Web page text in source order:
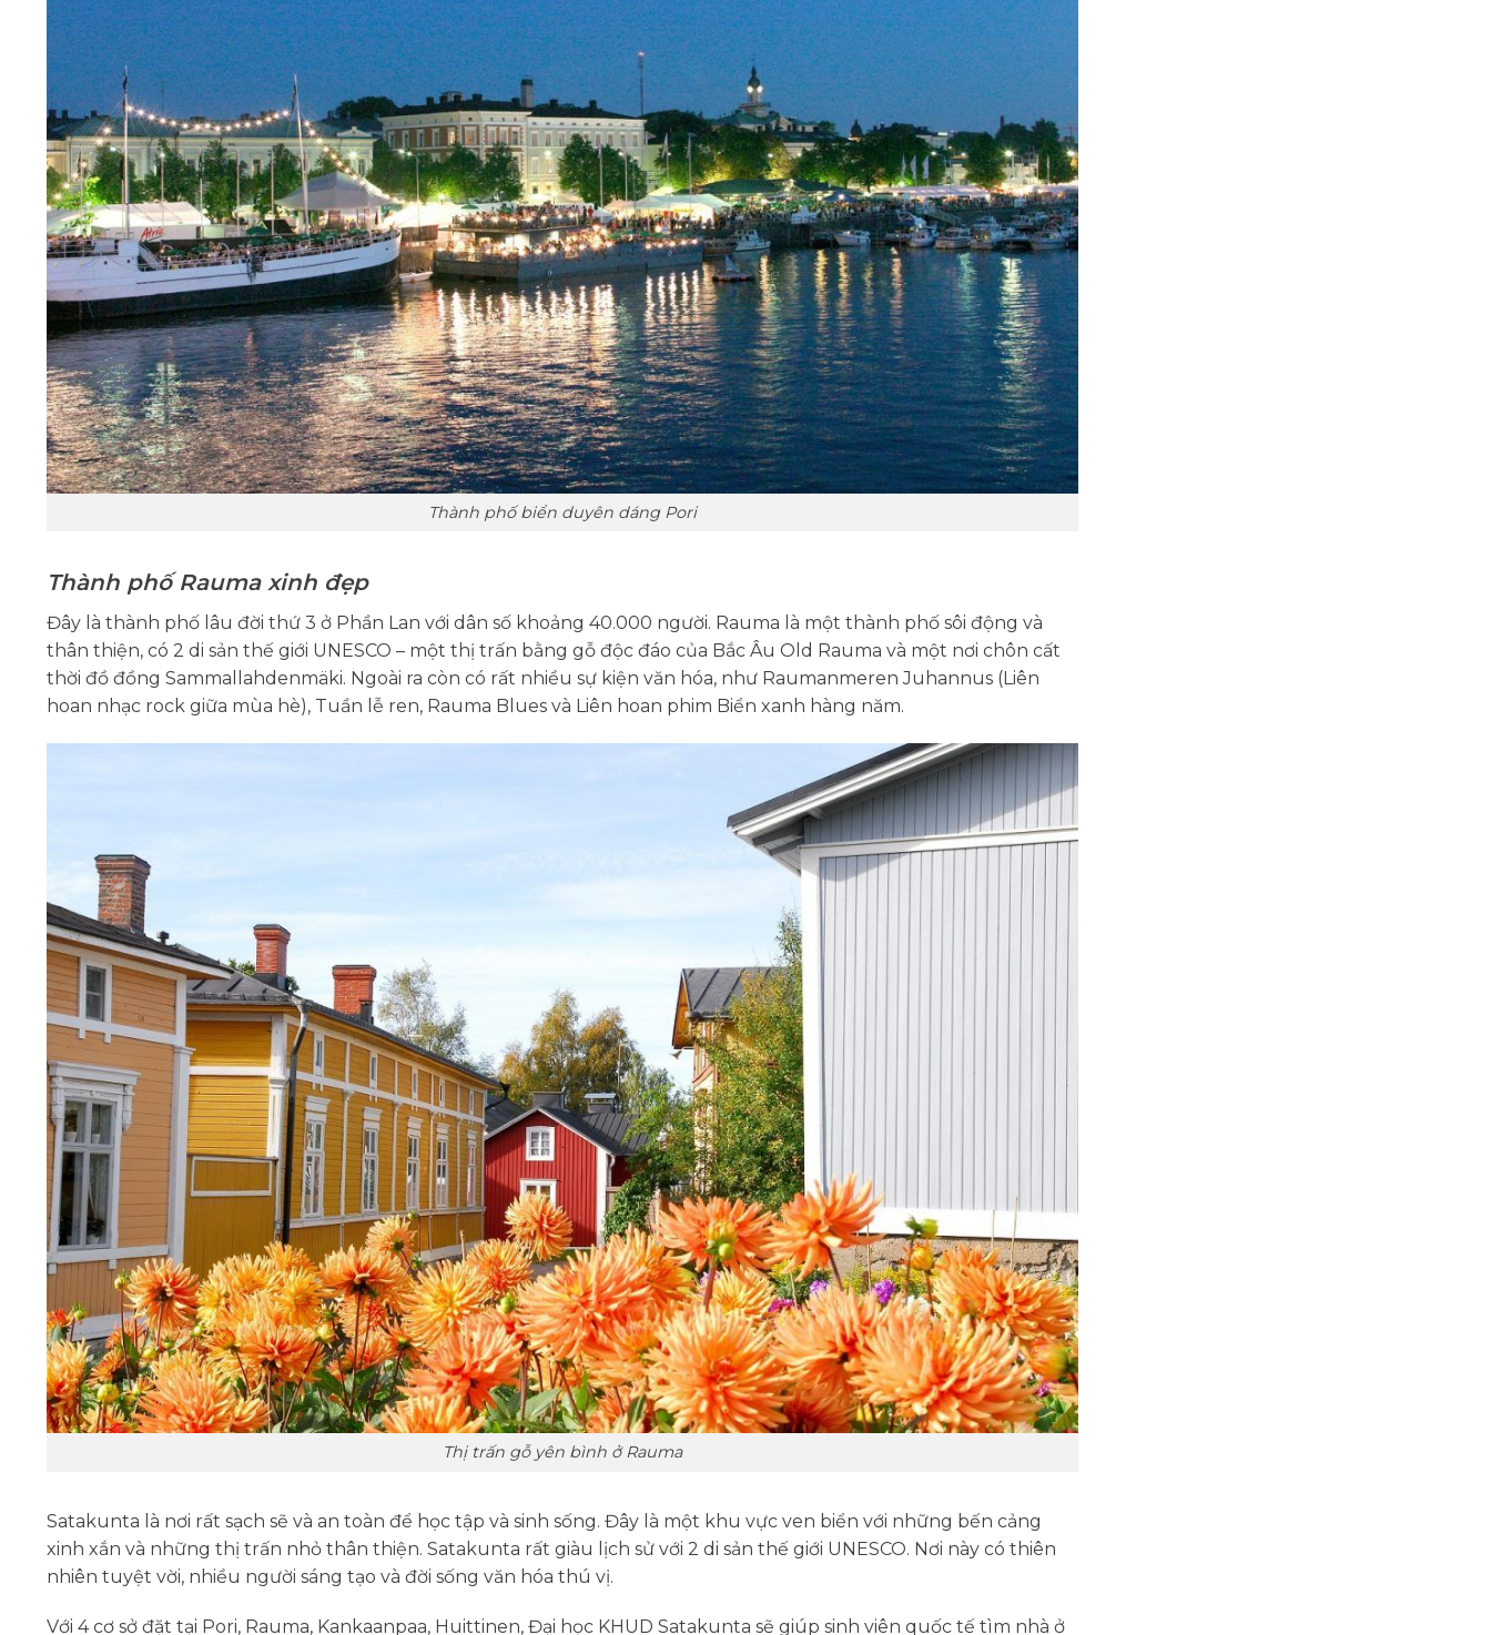
Thành phố biển duyên dáng Pori
Thành phố Rauma xinh đẹp
Đây là thành phố lâu đời thứ 3 ở Phần Lan với dân số khoảng 40.000 người. Rauma là một thành phố sôi động và
thân thiện, có 2 di sản thế giới UNESCO – một thị trấn bằng gỗ độc đáo của Bắc Âu Old Rauma và một nơi chôn cất
thời đồ đồng Sammallahdenmäki. Ngoài ra còn có rất nhiều sự kiện văn hóa, như Raumanmeren Juhannus (Liên
hoan nhạc rock giữa mùa hè), Tuần lễ ren, Rauma Blues và Liên hoan phim Biển xanh hàng năm.
Thị trấn gỗ yên bình ở Rauma
Satakunta là nơi rất sạch sẽ và an toàn để học tập và sinh sống. Đây là một khu vực ven biển với những bến cảng
xinh xắn và những thị trấn nhỏ thân thiện. Satakunta rất giàu lịch sử với 2 di sản thế giới UNESCO. Nơi này có thiên
nhiên tuyệt vời, nhiều người sáng tạo và đời sống văn hóa thú vị.
Với 4 cơ sở đặt tại Pori, Rauma, Kankaanpaa, Huittinen, Đại học KHUD Satakunta sẽ giúp sinh viên quốc tế tìm nhà ở